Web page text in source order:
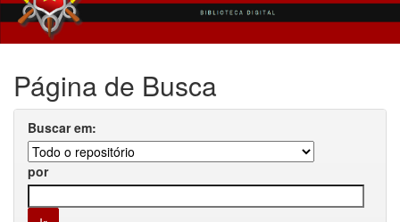
Página de Busca
Buscar em:
por